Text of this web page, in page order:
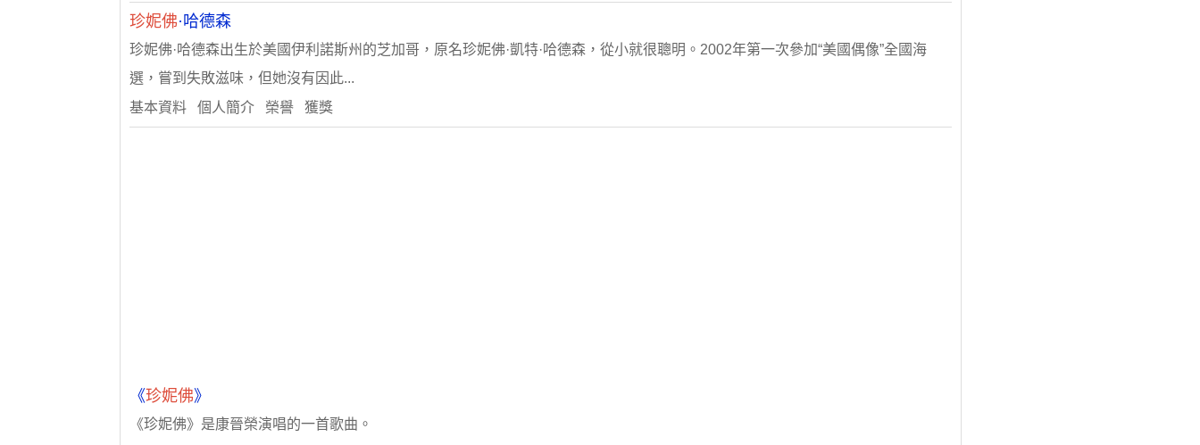
珍妮佛·哈德森
珍妮佛·哈德森出生於美國伊利諾斯州的芝加哥，原名珍妮佛·凱特·哈德森，從小就很聰明。2002年第一次參加“美國偶像”全國海
選，嘗到失敗滋味，但她沒有因此...
基本資料 個人簡介 榮譽 獲獎
《珍妮佛》
《珍妮佛》是康晉榮演唱的一首歌曲。